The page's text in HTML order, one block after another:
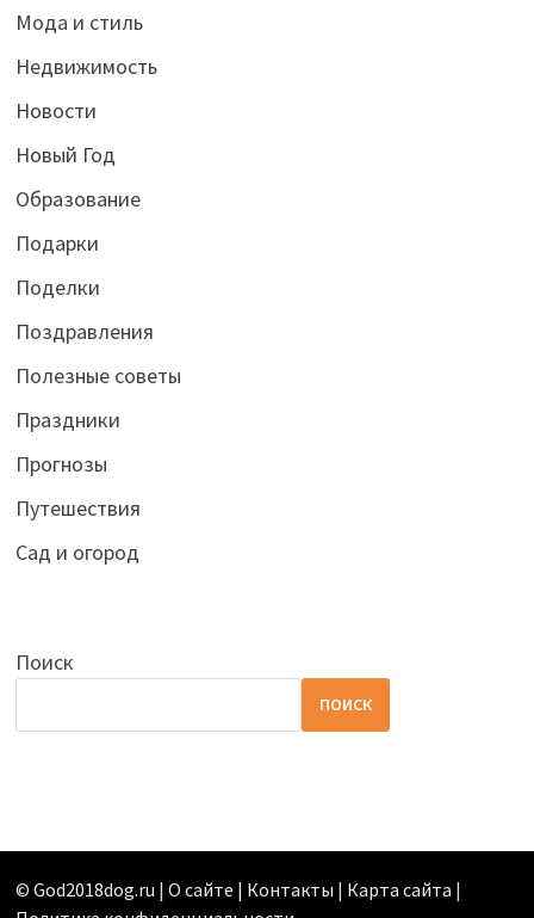
Мода и стиль
Недвижимость
Новости
Новый Год
Образование
Подарки
Поделки
Поздравления
Полезные советы
Праздники
Прогнозы
Путешествия
Сад и огород
Поиск
ПОИСК
© God2018dog.ru | О сайте | Контакты | Карта сайта |